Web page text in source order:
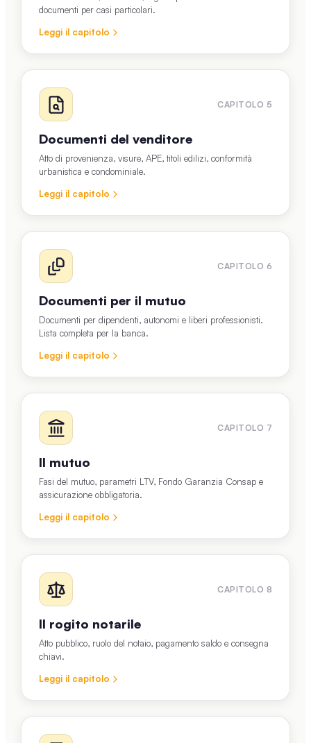
documenti per casi particolari.
Leggi il capitolo
CAPITOLO 5
Documenti del venditore
Atto di provenienza, visure, APE, titoli edilizi, conformità
urbanistica e condominiale.
Leggi il capitolo
CAPITOLO 6
Documenti per il mutuo
Documenti per dipendenti, autonomi e liberi professionisti.
Lista completa per la banca.
Leggi il capitolo
CAPITOLO 7
Il mutuo
Fasi del mutuo, parametri LTV, Fondo Garanzia Consap e
assicurazione obbligatoria.
Leggi il capitolo
CAPITOLO 8
Il rogito notarile
Atto pubblico, ruolo del notaio, pagamento saldo e consegna
chiavi.
Leggi il capitolo